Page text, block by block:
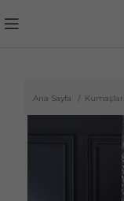
Ana Sayfa Kumaşlar